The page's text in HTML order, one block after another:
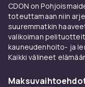
CDON on
toteuttamaan niin
suuremmatkin
valikoiman
kauneudenhoito- ja
Kaikki välineet